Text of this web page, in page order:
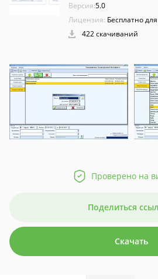
Версия:5.0
Лицензия: Бесплатно
422 скачиваний
Проверено на
Поделиться
Скачать